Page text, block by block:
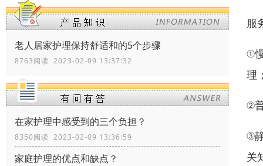
老人居家护理保持舒适和的5个步骤
8763阅读 2023-02-09 13:37:32
在家护理中感受到的三个负担？
8350阅读 2023-02-09 13:36:59
家庭护理的优点和缺点？
服
①
理
②
③
关